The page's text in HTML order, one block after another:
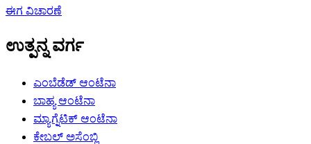
ಈಗ ವಿಚಾರಣೆ
ಉತ್ಪನ್ನ ವರ್ಗ
ಎಂಬೆಡೆಡ್ ಆಂಟೆನಾ
ಬಾಹ್ಯ ಆಂಟೆನಾ
ಮ್ಯಾಗ್ನೆಟಿಕ್ ಆಂಟೆನಾ
ಕೇಬಲ್ ಅಸೆಂಬ್ಲಿ